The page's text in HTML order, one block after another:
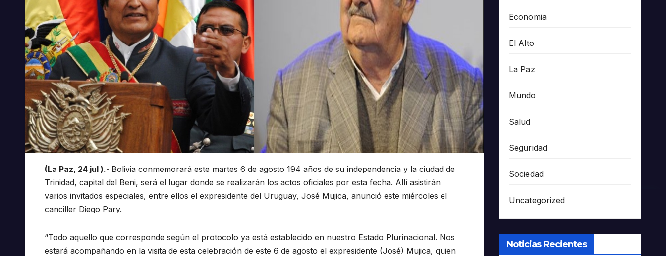
(La Paz, 24 jul ).- Bolivia conmemorará este martes 6 de agosto 194 años de su independencia y la ciudad de
Trinidad, capital del Beni, será el lugar donde se realizarán los actos oficiales por esta fecha. Allí asistirán
varios invitados especiales, entre ellos el expresidente del Uruguay, José Mujica, anunció este miércoles el
canciller Diego Pary.
“Todo aquello que corresponde según el protocolo ya está establecido en nuestro Estado Plurinacional. Nos
estará acompañando en la visita de esta celebración de este 6 de agosto el expresidente (José) Mujica, quien
Economia
El Alto
La Paz
Mundo
Salud
Seguridad
Sociedad
Uncategorized
Noticias Recientes